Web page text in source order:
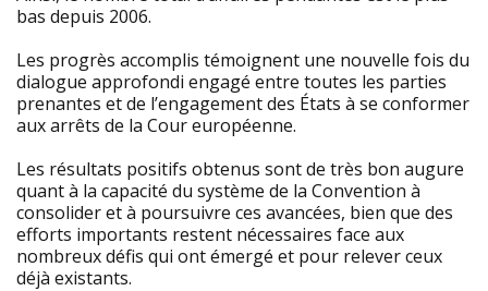
bas depuis 2006.
Les progrès accomplis témoignent une nouvelle fois du
dialogue approfondi engagé entre toutes les parties
prenantes et de l’engagement des États à se conformer
aux arrêts de la Cour européenne.
Les résultats positifs obtenus sont de très bon augure
quant à la capacité du système de la Convention à
consolider et à poursuivre ces avancées, bien que des
efforts importants restent nécessaires face aux
nombreux défis qui ont émergé et pour relever ceux
déjà existants.